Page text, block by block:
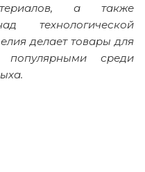
а также
технологической
делает товары для
популярными среди